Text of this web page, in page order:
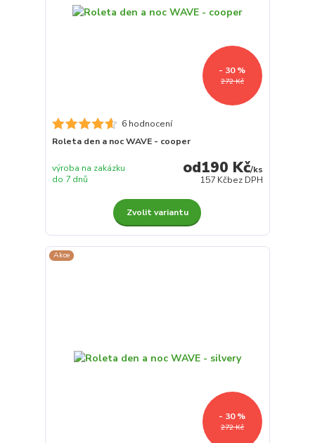
272 Kč
- 30 %
6 hodnocení
Roleta den a noc WAVE - cooper
190 Kč/ks
157 Kčbez DPH
výroba na zakázku
do 7 dnů
Zvolit variantu
Akce
272 Kč
- 30 %